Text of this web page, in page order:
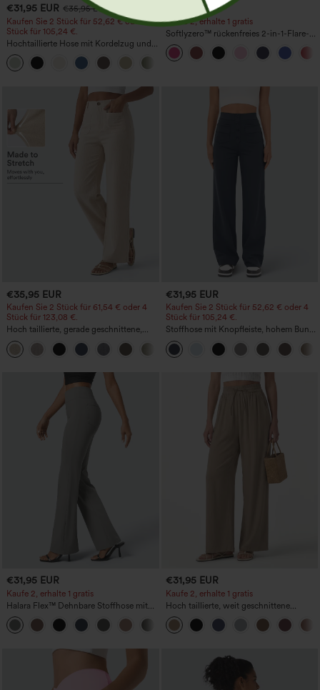
€31,95 EUR €35,95 EUR
Kaufen Sie 2 Stück für 52,62 € oder 4
Stück für 105,24 €.
Hochtaillierte Hose mit Kordelzug und
Taschen, weitem Bein, lässig und locker
in Leinenoptik
€40,95 EUR
Kaufe 2, erhalte 1 gratis
Softlyzero™ rückenfreies 2-in-1-Flare-
Trainingskleid – Wannabe – Easy Peezy
€35,95 EUR
Kaufen Sie 2 Stück für 61,54 € oder 4
Stück für 123,08 €.
Hoch taillierte, gerade geschnittene,
legere Leinen-Optik-Hose mit Taschen
+5
€31,95 EUR
Kaufen Sie 2 Stück für 52,62 € oder 4
Stück für 105,24 €.
Stoffhose mit Knopfleiste, hohem Bund,
mehreren Taschen und geradem Bein
€31,95 EUR
Kaufe 2, erhalte 1 gratis
Halara Flex™ Dehnbare Stoffhose mit
hohem Bund und Seitentasche hinten
+13
€31,95 EUR
Kaufe 2, erhalte 1 gratis
Hoch taillierte, weit geschnittene
Freizeithose aus Leinenmischung mit
Kordelzug und Taschen